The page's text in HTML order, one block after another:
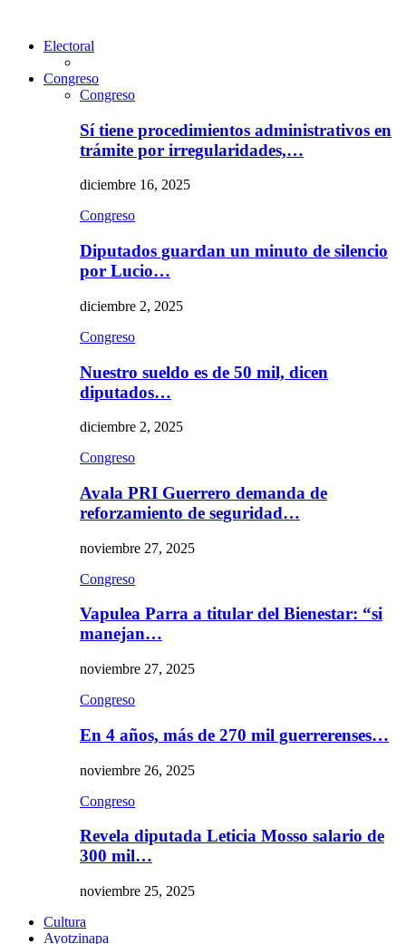
Electoral
Congreso
Congreso
Sí tiene procedimientos administrativos en
trámite por irregularidades,…
diciembre 16, 2025
Congreso
Diputados guardan un minuto de silencio
por Lucio…
diciembre 2, 2025
Congreso
Nuestro sueldo es de 50 mil, dicen
diputados…
diciembre 2, 2025
Congreso
Avala PRI Guerrero demanda de
reforzamiento de seguridad…
noviembre 27, 2025
Congreso
Vapulea Parra a titular del Bienestar: “si
manejan…
noviembre 27, 2025
Congreso
En 4 años, más de 270 mil guerrerenses…
noviembre 26, 2025
Congreso
Revela diputada Leticia Mosso salario de
300 mil…
noviembre 25, 2025
Cultura
Ayotzinapa